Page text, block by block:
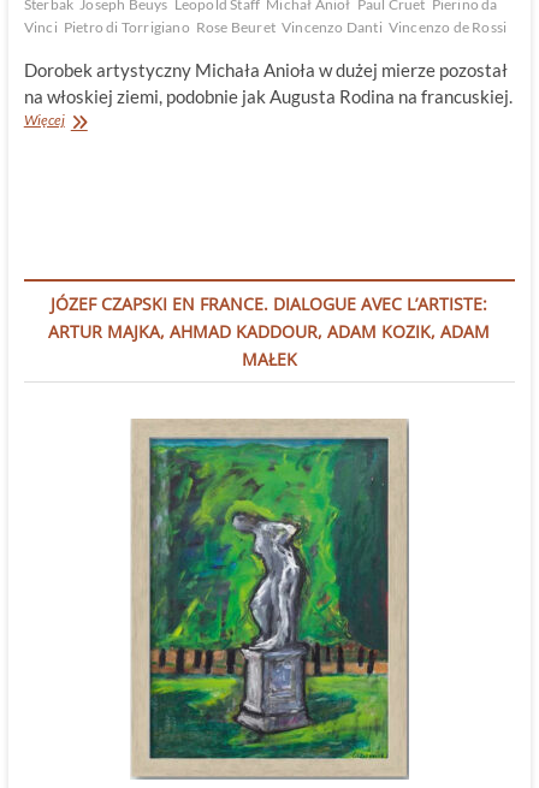
Sterbak Joseph Beuys Leopold Staff Michał Anioł Paul Cruet Pierino da
Vinci Pietro di Torrigiano Rose Beuret Vincenzo Danti Vincenzo de Rossi
Dorobek artystyczny Michała Anioła w dużej mierze pozostał
na włoskiej ziemi, podobnie jak Augusta Rodina na francuskiej.
WięcejMichał
JÓZEF CZAPSKI EN FRANCE. DIALOGUE AVEC L’ARTISTE:
ARTUR MAJKA, AHMAD KADDOUR, ADAM KOZIK, ADAM
MAŁEK